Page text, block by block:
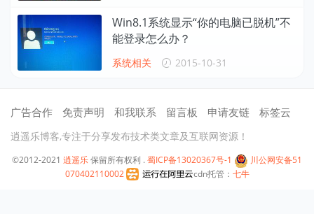
Win8.1系统显示“你的电脑已脱机”不
能登录怎么办？
系统相关 2015-10-31
广告合作 免责声明 和我联系 留言板 申请友链 标签云
逍遥乐博客,专注于分享发布技术类文章及互联网资源！
©2012-2021 逍遥乐保留所有权利 . 蜀ICP备13020367号-1
川公网安备51
070402110002
cdn托管： 七牛